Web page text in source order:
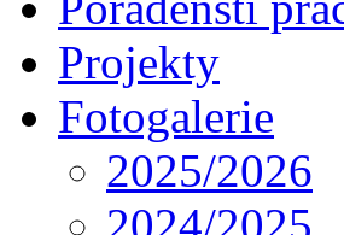
Projekty
Fotogalerie
2025/2026
2024/2025